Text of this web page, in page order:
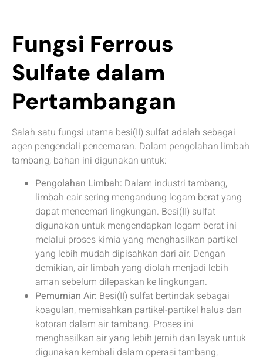
Fungsi Ferrous
Sulfate dalam
Pertambangan
Salah satu fungsi utama besi(II) sulfat adalah sebagai
agen pengendali pencemaran. Dalam pengolahan limbah
tambang, bahan ini digunakan untuk:
Pengolahan Limbah: Dalam industri tambang,
limbah cair sering mengandung logam berat yang
dapat mencemari lingkungan. Besi(II) sulfat
digunakan untuk mengendapkan logam berat ini
melalui proses kimia yang menghasilkan partikel
yang lebih mudah dipisahkan dari air. Dengan
demikian, air limbah yang diolah menjadi lebih
aman sebelum dilepaskan ke lingkungan.
Pemurnian Air: Besi(II) sulfat bertindak sebagai
koagulan, memisahkan partikel-partikel halus dan
kotoran dalam air tambang. Proses ini
menghasilkan air yang lebih jernih dan layak untuk
digunakan kembali dalam operasi tambang,